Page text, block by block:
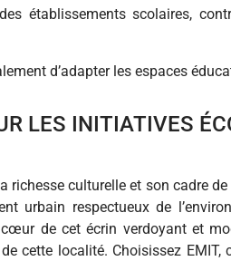
établissements scolaires,
d’adapter les espaces
LES INITIATIVES
richesse culturelle et son cadre
respectueux de
de cet écrin verdoyant et
cette localité. Choisissez EMIT,